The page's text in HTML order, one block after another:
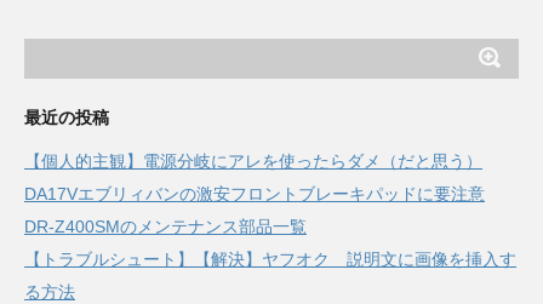
最近の投稿
【個人的主観】電源分岐にアレを使ったらダメ（だと思う）
DA17Vエブリィバンの激安フロントブレーキパッドに要注意
DR-Z400SMのメンテナンス部品一覧
【トラブルシュート】【解決】ヤフオク 説明文に画像を挿入す
る方法